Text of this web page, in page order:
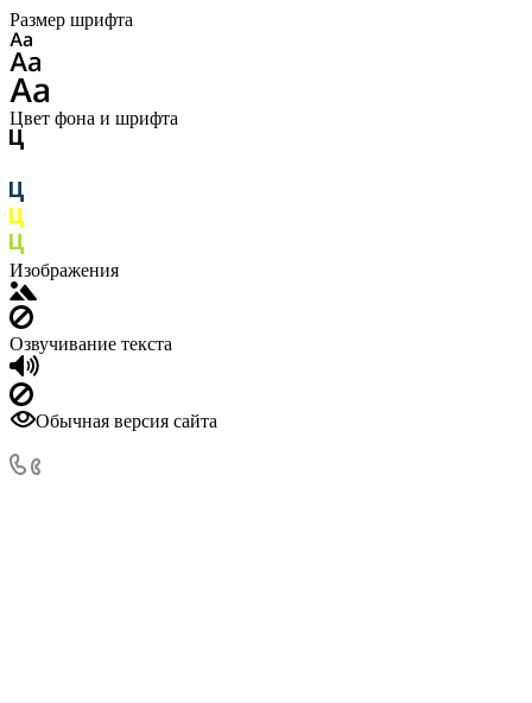
Размер шрифта
Цвет фона и шрифта
Изображения
Озвучивание текста
Обычная версия сайта